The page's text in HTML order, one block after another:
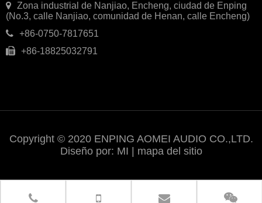
Zona industrial de Nanjiao, Encheng, ciudad de Enping
(No.3, calle Nanjiao, comunidad de Henan, calle Encheng)
+86-0750-7817651
+86-18825032791
Copyright © 2020 ENPING AOMEI AUDIO CO.,LTD.
Diseño por: MI mapa del sitio